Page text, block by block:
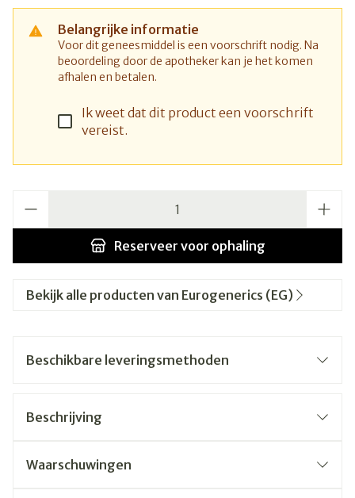
Belangrijke informatie
Voor dit geneesmiddel is een voorschrift nodig. Na
beoordeling door de apotheker kan je het komen
afhalen en betalen.
Ik weet dat dit product een voorschrift
vereist.
Reserveer voor ophaling
Bekijk alle producten van Eurogenerics (EG)
Beschikbare leveringsmethoden
Beschrijving
Waarschuwingen